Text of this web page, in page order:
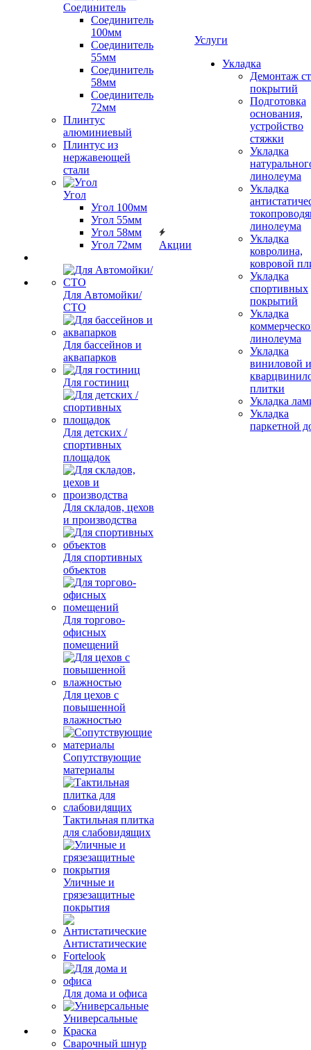
Соединитель
Соединитель
100мм
Соединитель
55мм
Соединитель
58мм
Соединитель
72мм
Плинтус
алюминиевый
Плинтус из
нержавеющей
стали
Угол
Угол 100мм
Угол 55мм
Угол 58мм
Угол 72мм
Для Автомойки/
СТО
Для бассейнов и
аквапарков
Для гостиниц
Для детских /
спортивных
площадок
Для складов, цехов
и производства
Для спортивных
объектов
Для торгово-
офисных
помещений
Для цехов с
повышенной
влажностью
Сопутствующие
материалы
Тактильная плитка
для слабовидящих
Уличные и
грязезащитные
покрытия
Антистатические
Fortelook
Для дома и офиса
Универсальные
Краска
Сварочный шнур
Акции
Услуги
Укладка
Демонтаж
покрытий
Подготовка
основания,
устройство
стяжки
Укладка
линолеума
Укладка
линолеума
Укладка
ковролина,
ковровой
Укладка
спортивных
покрытий
Укладка
линолеума
Укладка
виниловой и
плитки
Укладка
Укладка
паркетной